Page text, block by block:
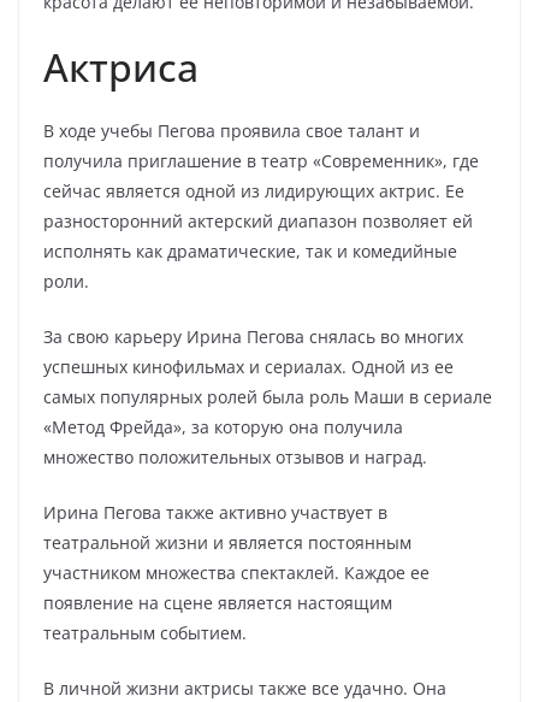
Актриса
В ходе учебы Пегова проявила свое талант и
получила приглашение в театр «Современник», где
сейчас является одной из лидирующих актрис. Ее
разносторонний актерский диапазон позволяет ей
исполнять как драматические, так и комедийные
роли.
За свою карьеру Ирина Пегова снялась во многих
успешных кинофильмах и сериалах. Одной из ее
самых популярных ролей была роль Маши в сериале
«Метод Фрейда», за которую она получила
множество положительных отзывов и наград.
Ирина Пегова также активно участвует в
театральной жизни и является постоянным
участником множества спектаклей. Каждое ее
появление на сцене является настоящим
театральным событием.
В личной жизни актрисы также все удачно. Она